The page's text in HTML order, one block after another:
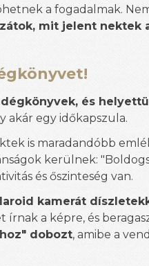
a fogadalmak.
mit jelent nektek
és
egy időkapszula.
is maradandóbb
kerülnek:
és őszinteség van.
kamerát
a képre, és
dobozt, amibe a